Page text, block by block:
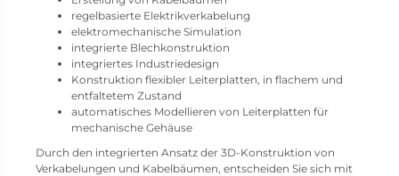
regelbasierte Elektrikverkabelung
elektromechanische Simulation
integrierte Blechkonstruktion
integriertes Industriedesign
Konstruktion flexibler Leiterplatten, in flachem und
entfaltetem Zustand
automatisches Modellieren von Leiterplatten für
mechanische Gehäuse
Durch den integrierten Ansatz der 3D-Konstruktion von
Verkabelungen und Kabelbäumen, entscheiden Sie sich mit